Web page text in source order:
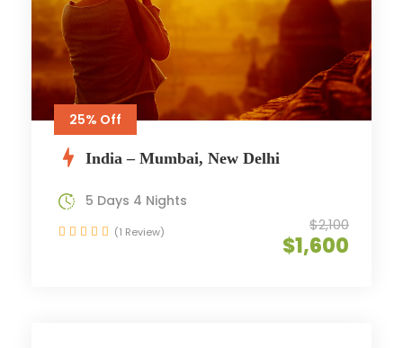
25% Off
India – Mumbai, New Delhi
$2,100
$1,600
5 Days 4 Nights
(1 Review)